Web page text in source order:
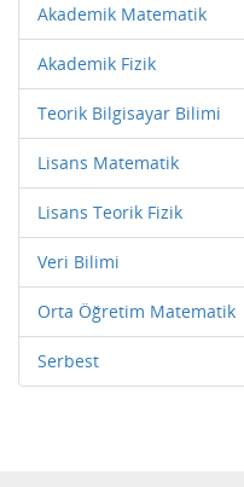
Akademik Matematik
Akademik Fizik
Teorik Bilgisayar Bilimi
Lisans Matematik
Lisans Teorik Fizik
Veri Bilimi
Orta Öğretim Matematik
Serbest